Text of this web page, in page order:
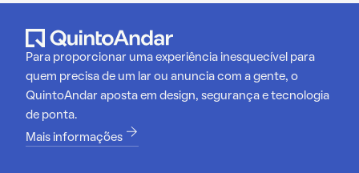
Para proporcionar uma experiência inesquecível para
quem precisa de um lar ou anuncia com a gente, o
QuintoAndar aposta em design, segurança e tecnologia
de ponta.
Mais informações